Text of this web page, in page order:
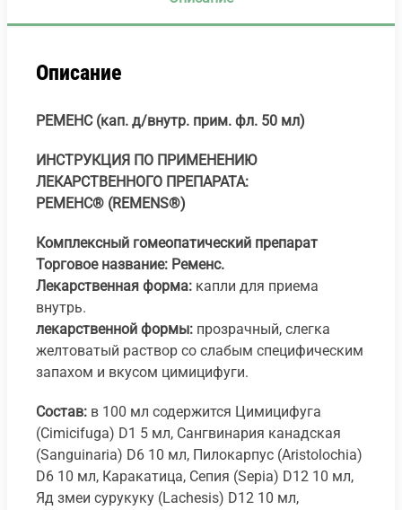
Описание
РЕМЕНС (кап. д/внутр. прим. фл. 50 мл)
ИНСТРУКЦИЯ ПО ПРИМЕНЕНИЮ
ЛЕКАРСТВЕННОГО ПРЕПАРАТА:
РЕМЕНС® (REMENS®)
Комплексный гомеопатический препарат
Торговое название: Ременс.
Лекарственная форма: капли для приема
внутрь.
лекарственной формы: прозрачный, слегка
желтоватый раствор со слабым специфическим
запахом и вкусом цимицифуги.
Состав: в 100 мл содержится Цимицифуга
(Cimicifuga) D1 5 мл, Сангвинария канадская
(Sanguinaria) D6 10 мл, Пилокарпус (Aristolochia)
D6 10 мл, Каракатица, Сепия (Sepia) D12 10 мл,
Яд змеи сурукуку (Lachesis) D12 10 мл,